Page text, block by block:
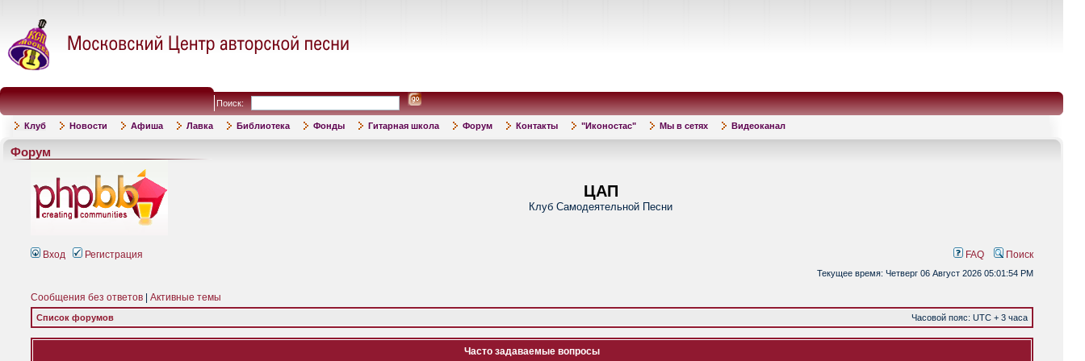
Поиск:
Клуб Новости Афиша Лавка Библиотека Фонды Гитарная школа Форум Контакты "Иконостас" Мы в сетях Видеоканал
Форум
ЦАП
Клуб Самодеятельной Песни
Вход Регистрация FAQ Поиск
Текущее время: Четверг 06 Август 2026 05:01:54 PM
Сообщения без ответов Активные темы
Список форумов Часовой пояс: UTC + 3 часа
Часто задаваемые вопросы